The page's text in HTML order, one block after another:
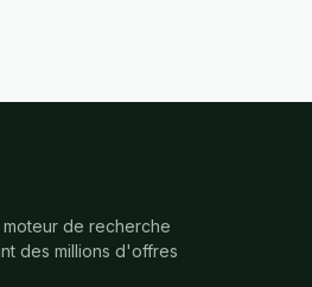
moteur de recherche
des millions d'offres